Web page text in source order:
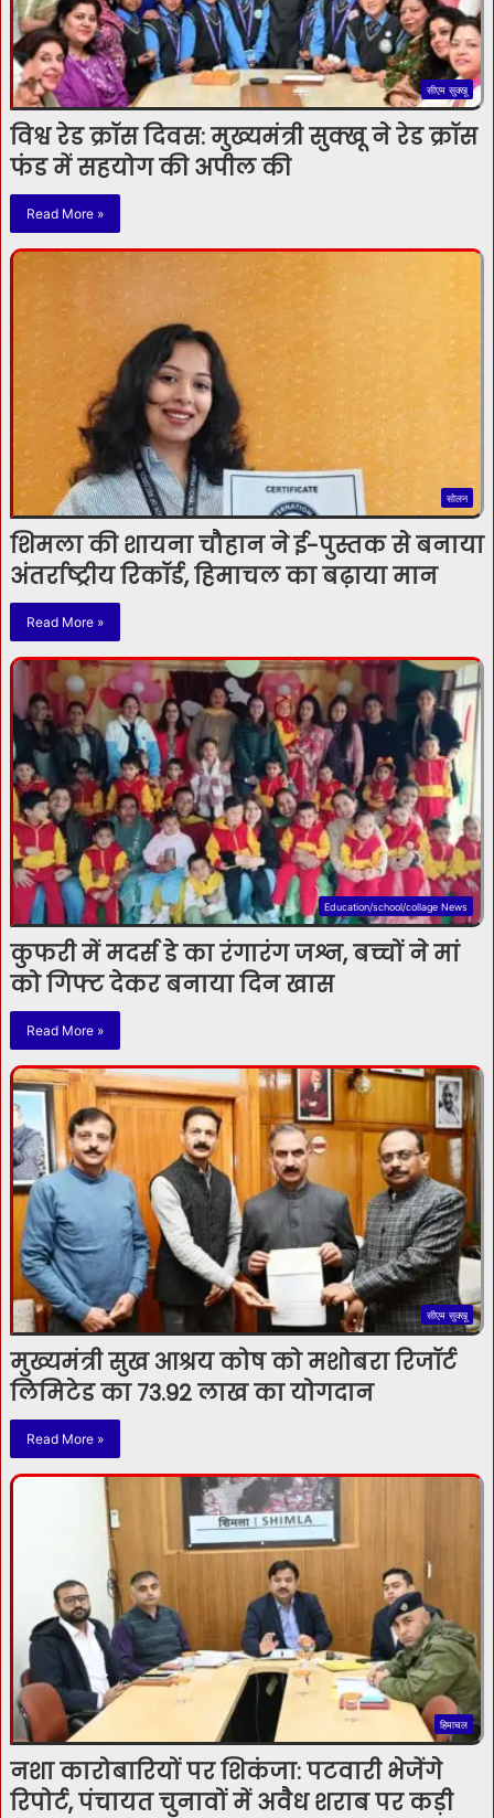
सीएम सुक्खू
विश्व रेड क्रॉस दिवस: मुख्यमंत्री सुक्खू ने रेड क्रॉस
फंड में सहयोग की अपील की
Read More »
सोलन
शिमला की शायना चौहान ने ई-पुस्तक से बनाया
अंतर्राष्ट्रीय रिकॉर्ड, हिमाचल का बढ़ाया मान
Read More »
Education/school/collage News
कुफरी में मदर्स डे का रंगारंग जश्न, बच्चों ने मां
को गिफ्ट देकर बनाया दिन खास
Read More »
सीएम सुक्खू
मुख्यमंत्री सुख आश्रय कोष को मशोबरा रिजॉर्ट
लिमिटेड का 73.92 लाख का योगदान
Read More »
हिमाचल
नशा कारोबारियों पर शिकंजा: पटवारी भेजेंगे
रिपोर्ट, पंचायत चुनावों में अवैध शराब पर कड़ी